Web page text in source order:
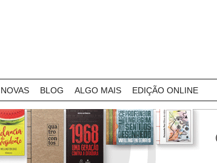
NOVAS BLOG ALGO MAIS EDIÇÃO ONLINE